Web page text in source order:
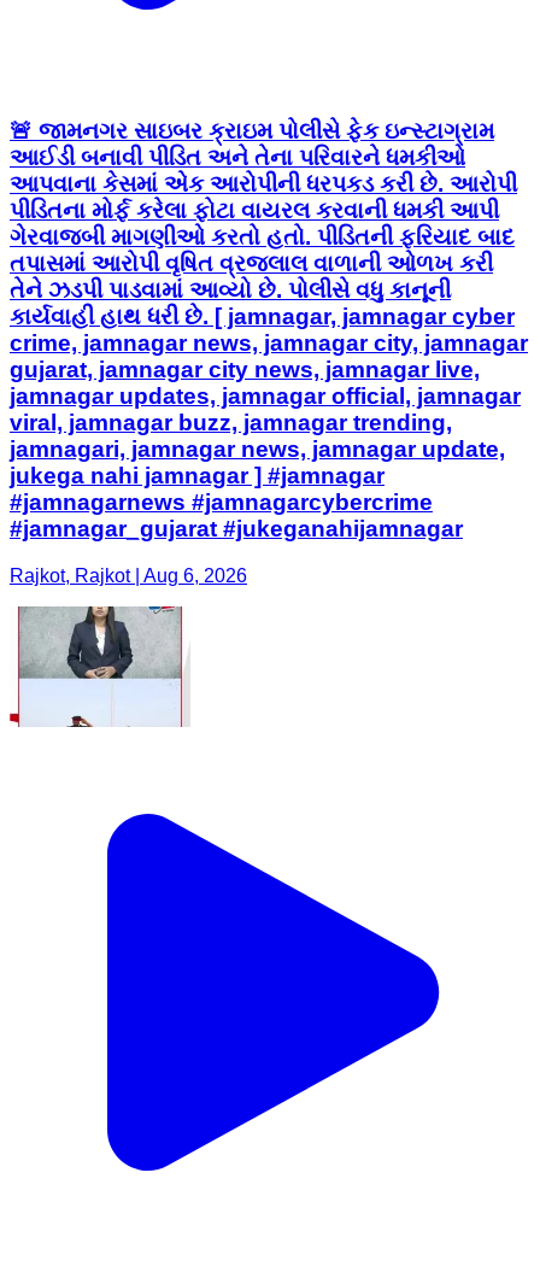
🚨 જામનગર સાઇબર ક્રાઇમ પોલીસે ફેક ઇન્સ્ટાગ્રામ
આઈડી બનાવી પીડિત અને તેના પરિવારને ધમકીઓ
આપવાના કેસમાં એક આરોપીની ધરપકડ કરી છે. આરોપી
પીડિતના મોર્ફ કરેલા ફોટા વાયરલ કરવાની ધમકી આપી
ગેરવાજબી માગણીઓ કરતો હતો. પીડિતની ફરિયાદ બાદ
તપાસમાં આરોપી વૃષિત વ્રજલાલ વાળાની ઓળખ કરી
તેને ઝડપી પાડવામાં આવ્યો છે. પોલીસે વધુ કાનૂની
કાર્યવાહી હાથ ધરી છે. [ jamnagar, jamnagar cyber
crime, jamnagar news, jamnagar city, jamnagar
gujarat, jamnagar city news, jamnagar live,
jamnagar updates, jamnagar official, jamnagar
viral, jamnagar buzz, jamnagar trending,
jamnagari, jamnagar news, jamnagar update,
jukega nahi jamnagar ] #jamnagar
#jamnagarnews #jamnagarcybercrime
#jamnagar_gujarat #jukeganahijamnagar
Rajkot, Rajkot | Aug 6, 2026